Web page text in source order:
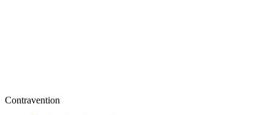
Contravention